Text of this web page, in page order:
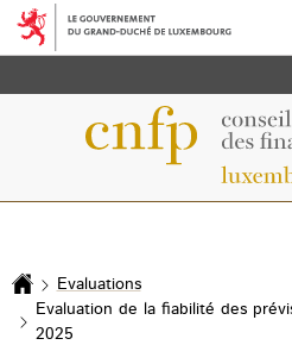
Aller au menu
Aller au
Accueil
Evaluations
Evaluation de la fiabilité des
2025